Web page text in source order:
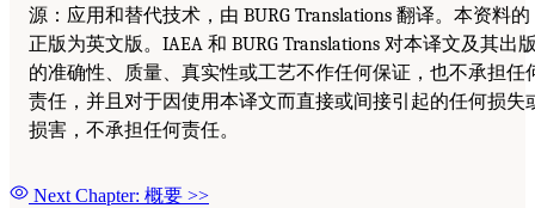
源：应用和替代技术，由 BURG Translations 翻译。本资料的
正版为英文版。IAEA 和 BURG Translations 对本译文及其出
的准确性、质量、真实性或工艺不作任何保证，也不承担任
责任，并且对于因使用本译文而直接或间接引起的任何损失
损害，不承担任何责任。
Next Chapter: 概要 >>